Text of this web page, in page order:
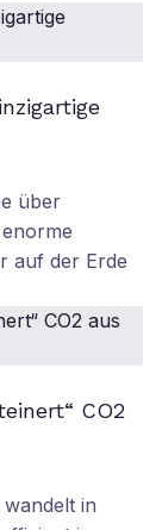
über
auf der Erde
CO2
in